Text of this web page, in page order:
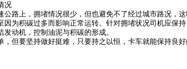
况
公路上，拥堵情况很少，但也避免不了经过城市路况，
因为积碳过多而影响正常运转。针对拥堵状况司机应保
动机，控制油泥与积碳的形成。
，但要坚持做好挺难，只要持之以恒，卡车就能保持良好